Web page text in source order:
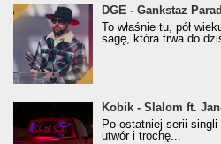
donGURALesko z nagrodą
Klasyczny/Trueschoolowy
(Popkillery 2023)
DGE - Gankstaz
To właśnie tu, pół
sagę, która trwa do
Kobik - Slalom ft. Jan-
[Official Music Visualiser]
Kobik - Slalom ft.
Po ostatniej serii
utwór i trochę...